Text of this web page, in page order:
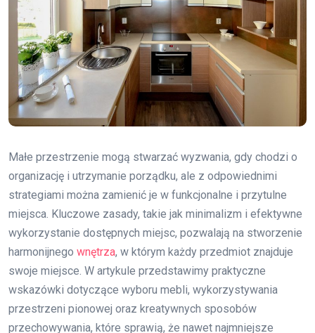
Małe przestrzenie mogą stwarzać wyzwania, gdy chodzi o
organizację i utrzymanie porządku, ale z odpowiednimi
strategiami można zamienić je w funkcjonalne i przytulne
miejsca. Kluczowe zasady, takie jak minimalizm i efektywne
wykorzystanie dostępnych miejsc, pozwalają na stworzenie
harmonijnego wnętrza, w którym każdy przedmiot znajduje
swoje miejsce. W artykule przedstawimy praktyczne
wskazówki dotyczące wyboru mebli, wykorzystywania
przestrzeni pionowej oraz kreatywnych sposobów
przechowywania, które sprawią, że nawet najmniejsze